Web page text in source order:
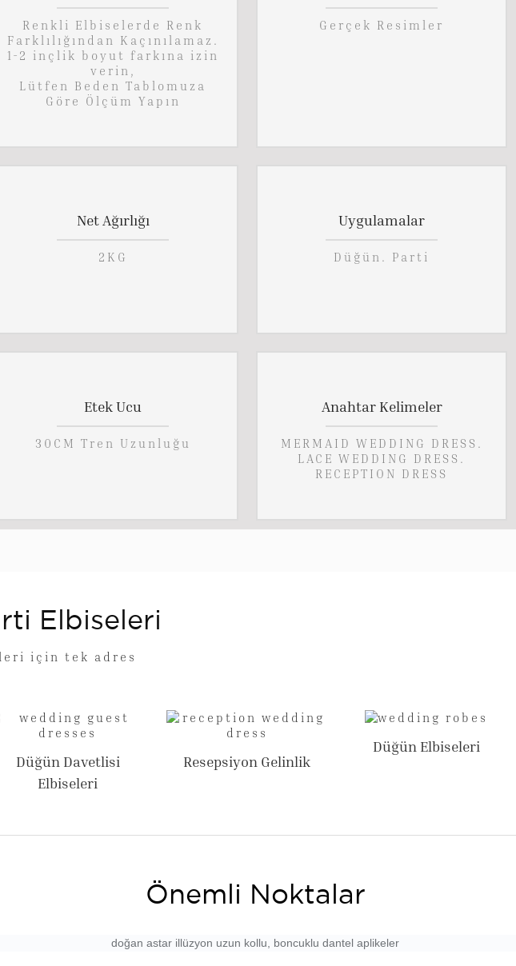
Renkli Elbiselerde Renk
Farklılığından Kaçınılamaz.
1-2 inçlik boyut farkına izin
verin,
Lütfen Beden Tablomuza
Göre Ölçüm Yapın
Gerçek Resimler
Net Ağırlığı
2KG
Uygulamalar
Düğün. Parti
Etek Ucu
30CM Tren Uzunluğu
Anahtar Kelimeler
MERMAID WEDDING DRESS.
LACE WEDDING DRESS.
RECEPTION DRESS
Elbiseleri
için tek adres
Düğün Davetlisi
Elbiseleri
Resepsiyon Gelinlik
Düğün Elbiseleri
Önemli Noktalar
doğan astar illüzyon uzun kollu, boncuklu dantel aplikeler